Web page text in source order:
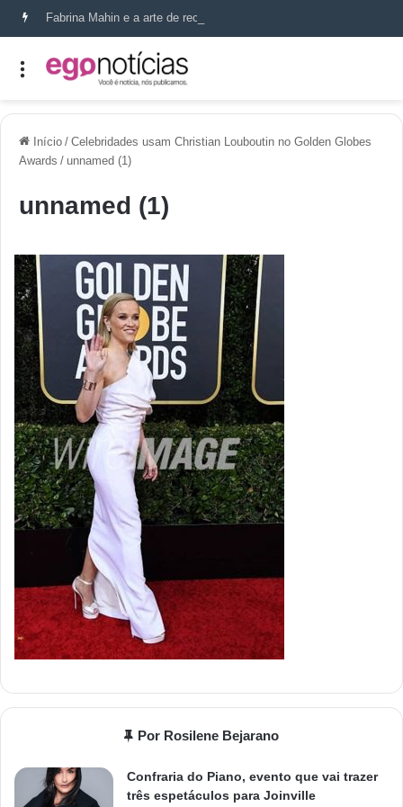
Fabrina Mahin e a arte de reconstruir confiança
Início / Celebridades usam Christian Louboutin no Golden Globes
Awards / unnamed (1)
unnamed (1)
Por Rosilene Bejarano
Confraria do Piano, evento que vai trazer
três espetáculos para Joinville